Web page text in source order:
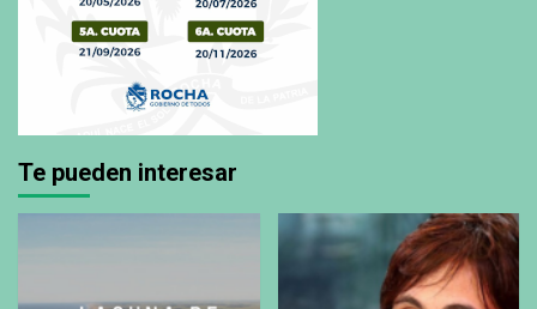
Te pueden interesar